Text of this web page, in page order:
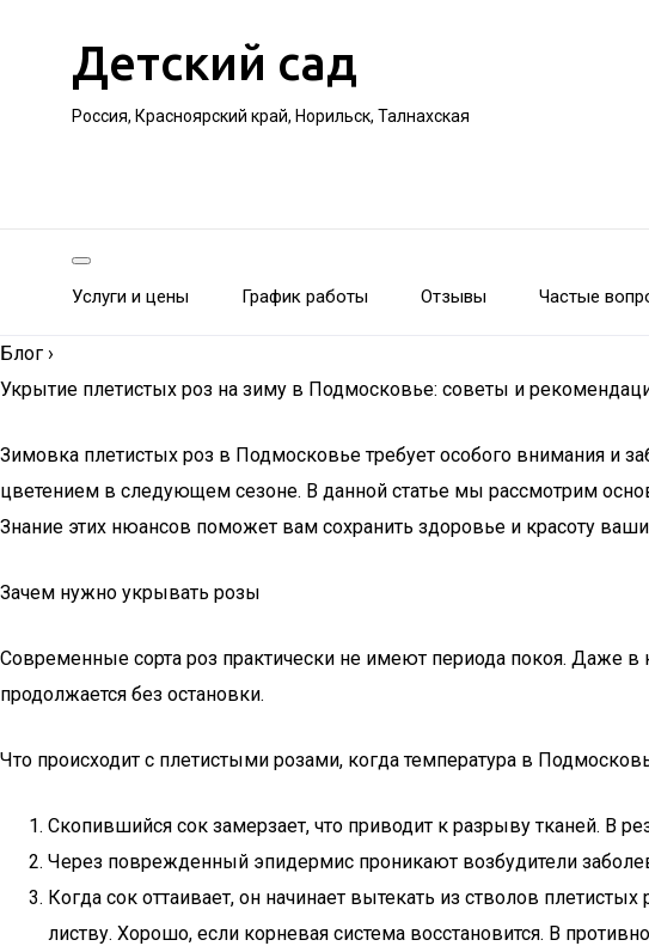
Детский сад
Россия, Красноярский край, Норильск, Талнахская
Услуги и цены График работы Отзывы Частые
Блог ›
Укрытие плетистых роз на зиму в Подмосковье: советы и
Зимовка плетистых роз в Подмосковье требует особого внимания и
цветением в следующем сезоне. В данной статье мы рассмотрим
Знание этих нюансов поможет вам сохранить здоровье и красоту
Зачем нужно укрывать розы
Современные сорта роз практически не имеют периода покоя. Даже
продолжается без остановки.
Что происходит с плетистыми розами, когда температура в
Скопившийся сок замерзает, что приводит к разрыву тканей. В
Через поврежденный эпидермис проникают возбудители
Когда сок оттаивает, он начинает вытекать из стволов
листву. Хорошо, если корневая система восстановится. В